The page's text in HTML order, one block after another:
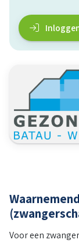
Voor een